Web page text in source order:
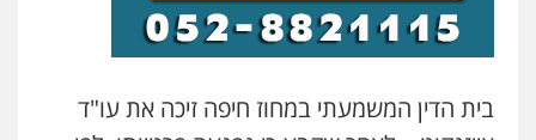
בית הדין המשמעתי במחוז חיפה זיכה את עו"ד